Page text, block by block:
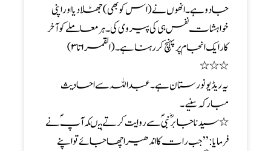
جادو ہے ۔ انھوں نے ( اس کو بھی ) جھٹلا دیااور اپنی
خواہشات نفس ہی کی پیروی کی ۔ ہر معاملے کو آخر
کار ایک انجام پر پہنچ کر رہنا ہے۔(القمر ۱تا۳)
٭ ٭ ٭
یہ ریڈیو نورستان ہے ۔ عبد اللہ سے احادیث
مبارکہ سنیے۔
٭ سیدنا جابرؓ نبیؐ سے روایت کرتے ہیںکہ آپؐ نے
فرمایا :’’ جب رات کا اندھیرا چھا جائے تو اپنے